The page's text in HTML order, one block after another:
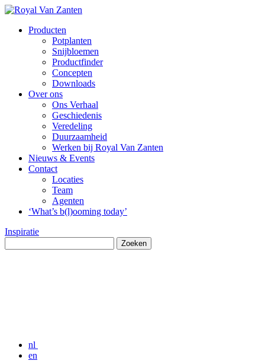
Producten
Potplanten
Snijbloemen
Productfinder
Concepten
Downloads
Over ons
Ons Verhaal
Geschiedenis
Veredeling
Duurzaamheid
Werken bij Royal Van Zanten
Nieuws & Events
Contact
Locaties
Team
Agenten
‘What’s b(l)ooming today’
Inspiratie
nl
en